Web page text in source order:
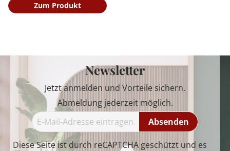
Zum Produkt
Newsletter
Jetzt anmelden und Vorteile sichern.
Abmeldung jederzeit möglich.
Absenden
Diese Seite ist durch reCAPTCHA geschützt und es